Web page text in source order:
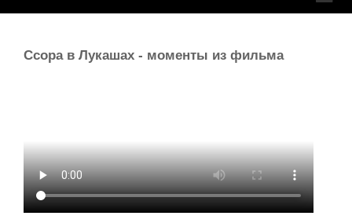
Ссора в Лукашах - моменты из фильма